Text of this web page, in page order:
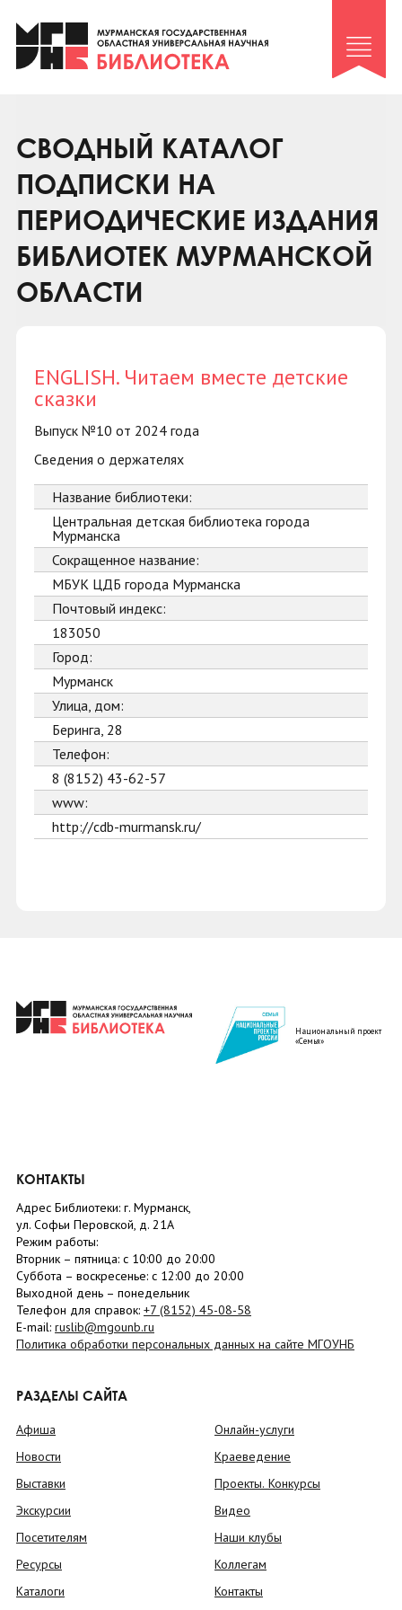
Клуб «Гиря и сельдерей»
Клуб «Семейный архив»
Коллегам
Контакты
СВОДНЫЙ КАТАЛОГ
ПОДПИСКИ НА
ПЕРИОДИЧЕСКИЕ ИЗДАНИЯ
БИБЛИОТЕК МУРМАНСКОЙ
ОБЛАСТИ
ENGLISH. Читаем вместе детские
сказки
Выпуск №10 от 2024 года
Сведения о держателях
Название библиотеки:
Центральная детская библиотека города
Мурманска
Сокращенное название:
МБУК ЦДБ города Мурманска
Почтовый индекс:
183050
Город:
Мурманск
Улица, дом:
Беринга, 28
Телефон:
8 (8152) 43-62-57
www:
http://cdb-murmansk.ru/
Национальный проект
«Семья»
КОНТАКТЫ
Адрес Библиотеки: г. Мурманск,
ул. Софьи Перовской, д. 21А
Режим работы:
Вторник – пятница: с 10:00 до 20:00
Суббота – воскресенье: c 12:00 до 20:00
Выходной день – понедельник
Телефон для справок: +7 (8152) 45-08-58
E-mail: ruslib@mgounb.ru
Политика обработки персональных данных на сайте МГОУНБ
РАЗДЕЛЫ САЙТА
Афиша
Новости
Выставки
Экскурсии
Посетителям
Ресурсы
Каталоги
Онлайн-услуги
Краеведение
Проекты. Конкурсы
Видео
Наши клубы
Коллегам
Контакты